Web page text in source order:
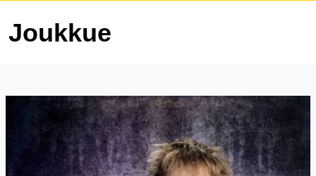
Joukkue